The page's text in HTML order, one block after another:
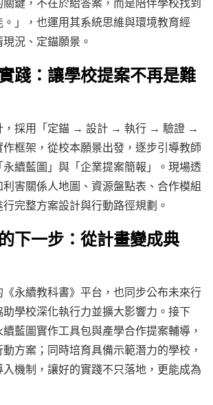
關鍵，不在於給答案，而是陪伴學校找到
。」，也運用其系統思維與環境教育經
況、定錨願景。
踐：讓學校提案不再是難
，採用「定錨 → 設計 → 執行 → 驗證 →
框架，從校本願景出發，逐步引導教師
永續藍圖」與「企業提案簡報」。現場透
害關係人地圖、資源盤點表、合作模組
完整方案設計與行動路徑規劃。
下一步：從計畫變成典
《永續教科書》平台，也同步公布未來行
學校深化執行力並擴大影響力。接下
藍圖實作工具包與產學合作提案輔導，
方案；同時培育具備示範潛力的學校，
機制，讓好的實踐不只落地，更能成為